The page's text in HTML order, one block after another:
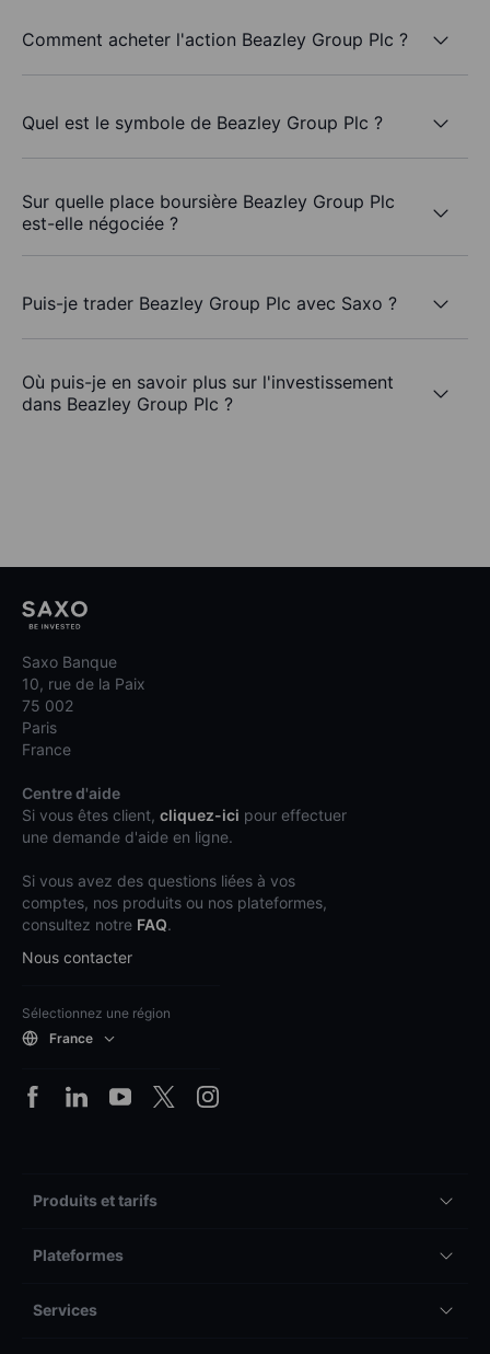
Comment acheter l'action Beazley Group Plc ?
Quel est le symbole de Beazley Group Plc ?
Sur quelle place boursière Beazley Group Plc
est-elle négociée ?
Puis-je trader Beazley Group Plc avec Saxo ?
Où puis-je en savoir plus sur l'investissement
dans Beazley Group Plc ?
Saxo Banque
10, rue de la Paix
75 002
Paris
France
Centre d'aide
Si vous êtes client, cliquez-ici pour effectuer
une demande d'aide en ligne.
Si vous avez des questions liées à vos
comptes, nos produits ou nos plateformes,
consultez notre FAQ.
Nous contacter
Sélectionnez une région
France
Produits et tarifs
Plateformes
Services